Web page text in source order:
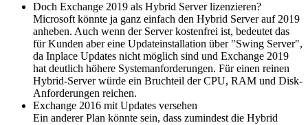
Doch Exchange 2019 als Hybrid Server lizenzieren?
Microsoft könnte ja ganz einfach den Hybrid Server auf 2019
anheben. Auch wenn der Server kostenfrei ist, bedeutet das
für Kunden aber eine Updateinstallation über "Swing Server",
da Inplace Updates nicht möglich sind und Exchange 2019
hat deutlich höhere Systemanforderungen. Für einen reinen
Hybrid-Server würde ein Bruchteil der CPU, RAM und Disk-
Anforderungen reichen.
Exchange 2016 mit Updates versehen
Ein anderer Plan könnte sein, dass zumindest die Hybrid